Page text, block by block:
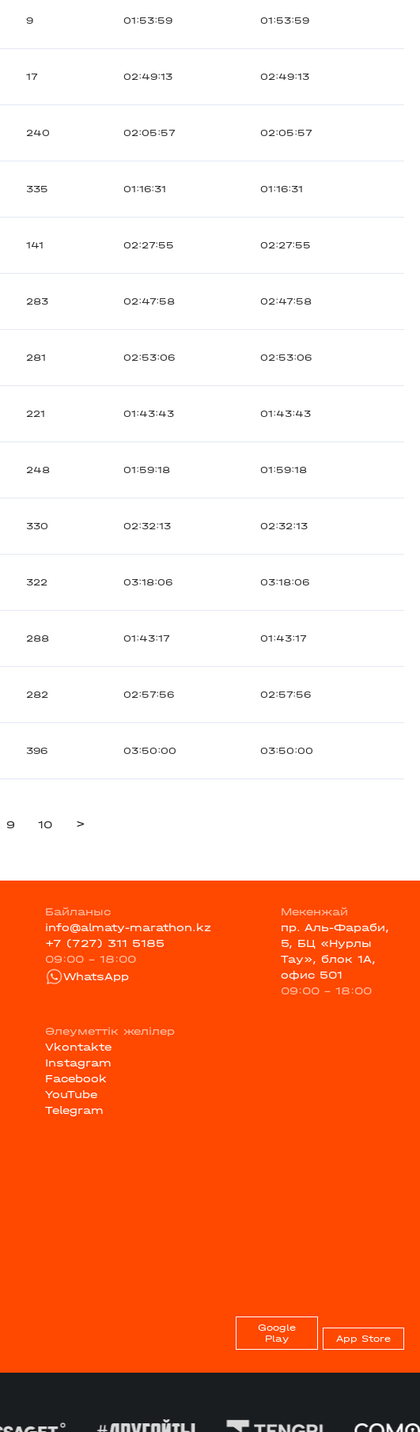
9 01:53:59 01:53:59
17 02:49:13 02:49:13
240 02:05:57 02:05:57
335 01:16:31 01:16:31
141 02:27:55 02:27:55
283 02:47:58 02:47:58
281 02:53:06 02:53:06
221 01:43:43 01:43:43
248 01:59:18 01:59:18
330 02:32:13 02:32:13
322 03:18:06 03:18:06
288 01:43:17 01:43:17
282 02:57:56 02:57:56
396 03:50:00 03:50:00
9 10 >
Байланыс
info@almaty-marathon.kz
+7 (727) 311 5185
09:00 - 18:00
WhatsApp
Мекенжай
пр. Аль-Фараби,
5, БЦ «Нурлы
Тау», блок 1А,
офис 501
09:00 - 18:00
Әлеуметтік желілер
Vkontakte
Instagram
Facebook
YouTube
Telegram
Google
Play
App Store